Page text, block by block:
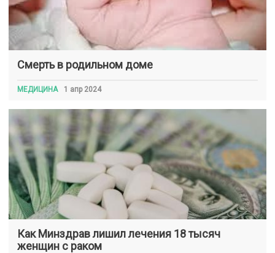
Смерть в родильном доме
МЕДИЦИНА 1 апр 2024
Как Минздрав лишил лечения 18 тысяч
женщин с раком